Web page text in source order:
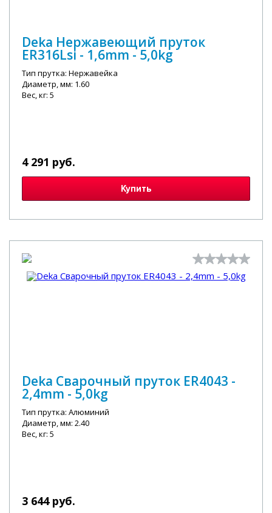
Deka Нержавеющий пруток
ER316Lsi - 1,6mm - 5,0kg
Тип прутка: Нержавейка
Диаметр, мм: 1.60
Вес, кг: 5
4 291 руб.
Купить
Deka Сварочный пруток ER4043 -
2,4mm - 5,0kg
Тип прутка: Алюминий
Диаметр, мм: 2.40
Вес, кг: 5
3 644 руб.